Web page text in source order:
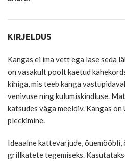
KIRJELDUS
Kangas ei ima vett ega lase seda
on vasakult poolt kaetud
kihiga, mis teeb kanga
venivuse ning kulumiskindluse.
katsudes väga meeldiv. Kangas
pleekimine.
Ideaalne kattevarjude, õuemööbli,
grillkatete tegemiseks.